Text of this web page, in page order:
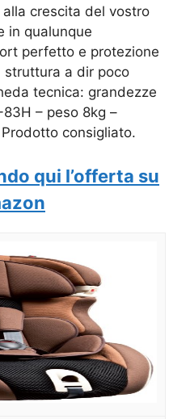
crescita del vostro
in qualunque
perfetto e protezione
struttura a dir poco
tecnica: grandezze
– peso 8kg –
consigliato.
qui l’offerta su